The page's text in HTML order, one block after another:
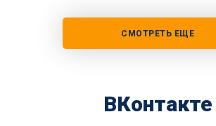
СМОТРЕТЬ ЕЩЕ
ВКонтакте